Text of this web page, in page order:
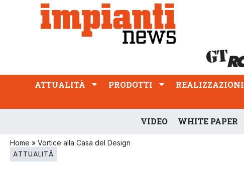
ATTUALITÀ PRODOTTI REALIZZAZIONI
PROFESSIONE
ATTUALITÀ PRODOTTI REALIZZAZIONI
VIDEO WHITE PAPER
Home » Vortice alla Casa del Design
ATTUALITÀ